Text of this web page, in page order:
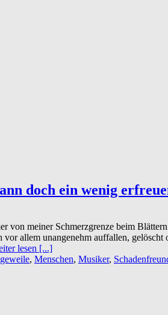
doch ein wenig
meiner Schmerzgrenze beim
allem unangenehm auffallen,
lesen [...]
, Menschen, Musiker,